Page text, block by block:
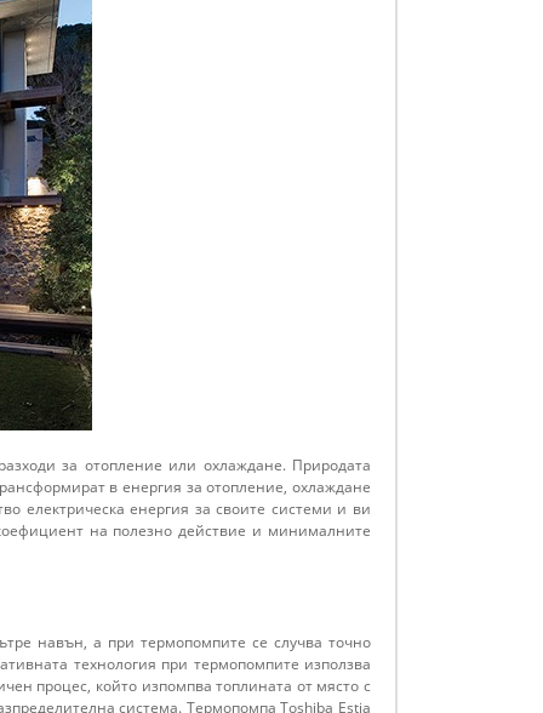
за отопление или охлаждане. Природата
в енергия за отопление, охлаждане
електрическа енергия за своите системи и ви
на полезно действие и минималните
навън, а при термопомпите се случва точно
технология при термопомпите използва
процес, който изпомпва топлината от място с
система. Термопомпа Toshiba Estia